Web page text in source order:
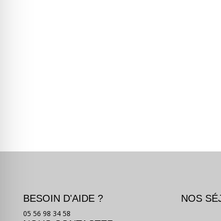
BESOIN D'AIDE ?
05 56 98 34 58
NOS